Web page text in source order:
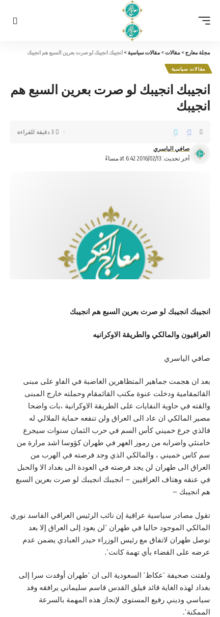
مجلة معارج> مقالات> مقالات سياسية> انجيبك انجيبك لو صرت بعرين السبع هم انجيبك
مقالات سياسية
انجيبك انجيبك لو صرت بعرين السبع هم
انجيبك
آخر تحديث: 2016/02/13 at 6:42 مساءً
صافي الياسري
3 دقيقة للقراءة
انجيبك انجيبك لو صرت بعرين السبع هم انجيبك
العراقيون والمالكي والطريقة الاوكرانيه
صافي الياسري
بعد ان هجمت جماهير المتظاهرين الغاضبة في الفاو على مبنى
القائمقامية ودخلت عنوة مكتب القائمقام وحملته خارج المبنى
والقته في حاوية النفايات على الطريقة الاوكرانية ،بات واضحا
مصير المالكي ان عاد الى العراق ولن تنفعه حماية الملالي له
فالذي جرع خميني كأس السم في حرب الثمان سنوات سيجرع
خامنئي واضرابه من رموز العهر في طهران كؤوسا اشد مرارة من
سم كاس خميني ، والمالكي الذي وجد فرصته في الهرب من
العراق الى طهران لن يجد فرصته في العودة الى بغداد الا والحبل
في عنقه وهتاف العراقيين – انجيبك انجيبك لو صرت بعرين السبع
هم انجيبك –
تقول مصادر سياسية عراقية إن نائب الرئيس العراقي الفاسد نوري
المالكي الموجود حاليا في طهران ‘لن يعود إلى العراق إلا بعد
توصل طهران لاتفاق مع رئيس الوزراء حيدر العبادي يضمن عدم
عرضه على القضاء بأي تهمة كانت’.
ولفتت صحيفة ‘عكاظ’ السعودية الى ان ‘طهران أوفدت سرا إلى
بغداد لهذه الغاية قائد فيلق القدس قاسم سليماني يرافقه وفد
سياسي وديني رفيع المستوى لإنجاز هذه المهمة بالسرعة
الممكنة’.